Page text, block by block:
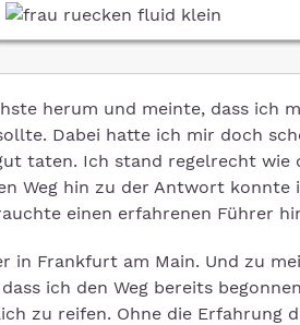
herum und meinte, dass ich
Dabei hatte ich mir doch
taten. Ich stand regelrecht wie
Weg hin zu der Antwort
einen erfahrenen Führer
in Frankfurt am Main. Und zu
ich den Weg bereits
zu reifen. Ohne die Erfahrung